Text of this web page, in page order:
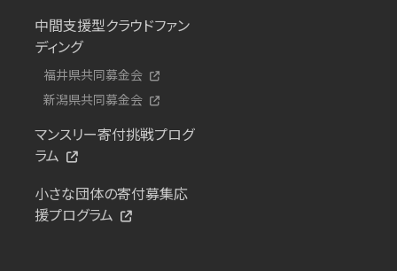
中間支援型クラウドファン
ディング
福井県共同募金会
新潟県共同募金会
マンスリー寄付挑戦プログ
ラム
小さな団体の寄付募集応
援プログラム